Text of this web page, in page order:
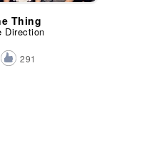
Thing
Direction
291